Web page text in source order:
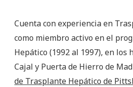
Cuenta con experiencia en
como miembro activo en el
Hepático (1992 al 1997), en los
Cajal y Puerta de Hierro de
de Trasplante Hepático de